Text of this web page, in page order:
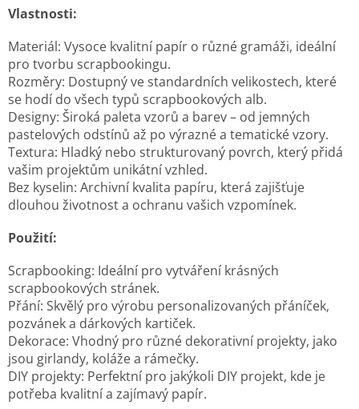
Vlastnosti:
Materiál: Vysoce kvalitní papír o různé gramáži, ideální
pro tvorbu scrapbookingu.
Rozměry: Dostupný ve standardních velikostech, které
se hodí do všech typů scrapbookových alb.
Designy: Široká paleta vzorů a barev – od jemných
pastelových odstínů až po výrazné a tematické vzory.
Textura: Hladký nebo strukturovaný povrch, který přidá
vašim projektům unikátní vzhled.
Bez kyselin: Archivní kvalita papíru, která zajišťuje
dlouhou životnost a ochranu vašich vzpomínek.
Použití:
Scrapbooking: Ideální pro vytváření krásných
scrapbookových stránek.
Přání: Skvělý pro výrobu personalizovaných přáníček,
pozvánek a dárkových kartiček.
Dekorace: Vhodný pro různé dekorativní projekty, jako
jsou girlandy, koláže a rámečky.
DIY projekty: Perfektní pro jakýkoli DIY projekt, kde je
potřeba kvalitní a zajímavý papír.